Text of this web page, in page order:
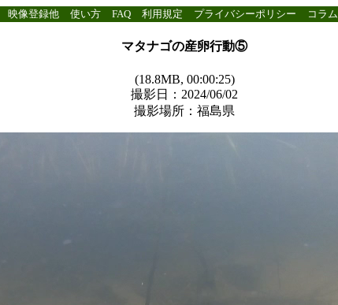
映像登録他 使い方 FAQ 利用規定 プライバシーポリシー コラム
マタナゴの産卵行動⑤
(18.8MB, 00:00:25)
撮影日：2024/06/02
撮影場所：福島県